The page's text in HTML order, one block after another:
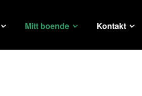
Mitt boende Kontakt